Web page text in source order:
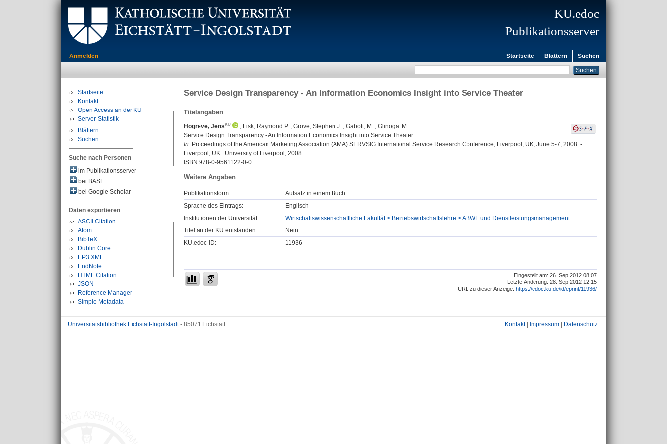
KU.edoc
Publikationsserver
Anmelden Startseite Blättern Suchen
Startseite
Kontakt
Open Access an der KU
Server-Statistik
Blättern
Suchen
Suche nach Personen
im Publikationsserver
bei BASE
bei Google Scholar
Daten exportieren
ASCII Citation
Atom
BibTeX
Dublin Core
EP3 XML
EndNote
HTML Citation
JSON
Reference Manager
Simple Metadata
Service Design Transparency - An Information Economics Insight into Service Theater
Titelangaben
Hogreve, Jens ; Fisk, Raymond P. ; Grove, Stephen J. ; Gabott, M. ; Glinoga, M.:
Service Design Transparency - An Information Economics Insight into Service Theater.
In: Proceedings of the American Marketing Association (AMA) SERVSIG International Service Research Conference, Liverpool, UK, June 5-7, 2008. -
Liverpool, UK : University of Liverpool, 2008
ISBN 978-0-9561122-0-0
Weitere Angaben
Publikationsform:
Aufsatz in einem Buch
Sprache des Eintrags:
Englisch
Institutionen der Universität:
Wirtschaftswissenschaftliche Fakultät > Betriebswirtschaftslehre > ABWL und Dienstleistungsmanagement
Titel an der KU entstanden:
Nein
KU.edoc-ID:
11936
Eingestellt am: 26. Sep 2012 08:07
Letzte Änderung: 28. Sep 2012 12:15
URL zu dieser Anzeige: https://edoc.ku.de/id/eprint/11936/
Universitätsbibliothek Eichstätt-Ingolstadt- 85071 Eichstätt Kontakt| Impressum Datenschutz